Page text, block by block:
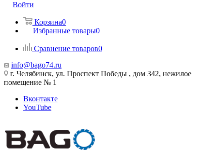
Войти
Корзина0
Избранные товары0
Сравнение товаров0
info@bago74.ru
г. Челябинск, ул. Проспект Победы , дом 342, нежилое
помещение № 1
Вконтакте
YouTube